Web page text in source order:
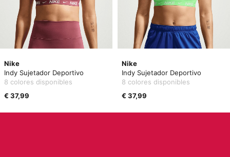
Nike
Indy Sujetador Deportivo
8 colores disponibles
€ 37,99
Nike
Indy Sujetador Deportivo
8 colores disponibles
€ 37,99